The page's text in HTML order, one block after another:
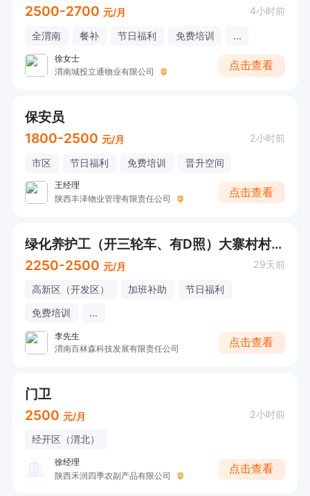
2500-2700 元/月 4小时前
全渭南 餐补 节日福利 免费培训 ...
徐女士
渭南城投立通物业有限公司
点击查看
保安员
1800-2500 元/月 2小时前
市区 节日福利 免费培训 晋升空间
王经理
陕西丰泽物业管理有限责任公司
点击查看
绿化养护工（开三轮车、有D照）大寨村村委会
2250-2500 元/月 29天前
高新区（开发区） 加班补助
节日福利
免费培训
...
李先生
渭南百林森科技发展有限责任公司
点击查看
门卫
2500 元/月 2小时前
经开区（渭北）
徐经理
陕西禾润四季农副产品有限公司
点击查看